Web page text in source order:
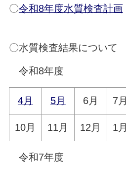
〇令和8年度水質検査計画
〇水質検査結果について
令和8年度
4月 5月 6月 7月
10月 11月 12月 1月
令和7年度